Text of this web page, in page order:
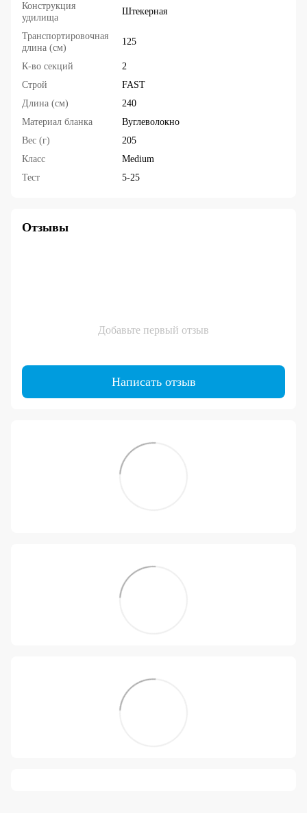
Конструкция
удилища
Штекерная
Транспортировочная
длина (см)
125
К-во секций
2
Строй
FAST
Длина (см)
240
Материал бланка
Вуглеволокно
Вес (г)
205
Класс
Medium
Тест
5-25
Отзывы
Добавьте первый отзыв
Написать отзыв